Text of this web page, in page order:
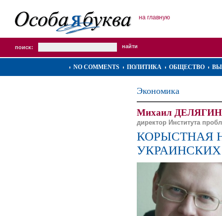
на главную
поиск:
NO COMMENTS ПОЛИТИКА ОБЩЕСТВО
Экономика
Михаил
директор Института
КОРЫСТНАЯ
УКРАИНСКИХ